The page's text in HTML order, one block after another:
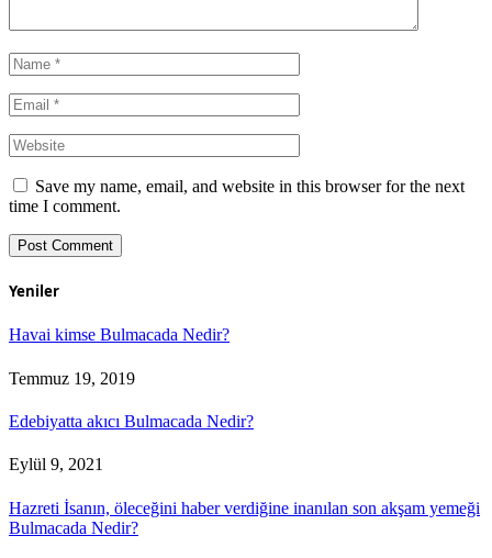
Save my name, email, and website in this browser for the next
time I comment.
Yeniler
Havai kimse Bulmacada Nedir?
Temmuz 19, 2019
Edebiyatta akıcı Bulmacada Nedir?
Eylül 9, 2021
Hazreti İsanın, öleceğini haber verdiğine inanılan son akşam yemeği
Bulmacada Nedir?